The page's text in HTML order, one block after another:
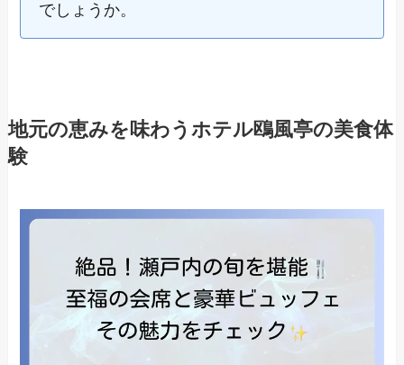
でしょうか。
地元の恵みを味わうホテル鴎風亭の美食体
験